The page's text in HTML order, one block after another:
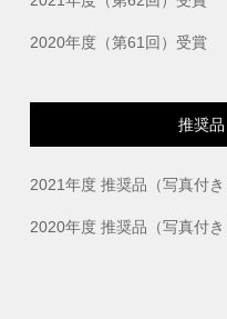
2020年度（第61回）受賞
推奨品
2021年度 推奨品（写真付き
2020年度 推奨品（写真付き